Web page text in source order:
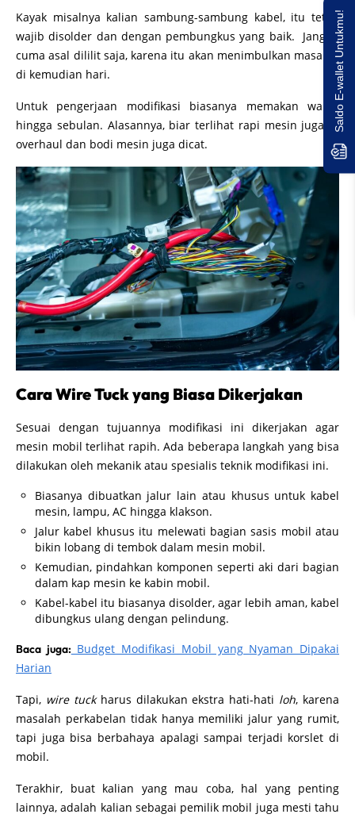
Kayak misalnya kalian sambung-sambung kabel, itu tetap
wajib disolder dan dengan pembungkus yang baik. Jangan
cuma asal dililit saja, karena itu akan menimbulkan masalah
di kemudian hari.
Untuk pengerjaan modifikasi biasanya memakan waktu
hingga sebulan. Alasannya, biar terlihat rapi mesin juga di
overhaul dan bodi mesin juga dicat.
Cara Wire Tuck yang Biasa Dikerjakan
Sesuai dengan tujuannya modifikasi ini dikerjakan agar
mesin mobil terlihat rapih. Ada beberapa langkah yang bisa
dilakukan oleh mekanik atau spesialis teknik modifikasi ini.
Biasanya dibuatkan jalur lain atau khusus untuk kabel
mesin, lampu, AC hingga klakson.
Jalur kabel khusus itu melewati bagian sasis mobil atau
bikin lobang di tembok dalam mesin mobil.
Kemudian, pindahkan komponen seperti aki dari bagian
dalam kap mesin ke kabin mobil.
Kabel-kabel itu biasanya disolder, agar lebih aman, kabel
dibungkus ulang dengan pelindung.
Baca juga: Budget Modifikasi Mobil yang Nyaman Dipakai
Harian
Tapi, wire tuckharus dilakukan ekstra hati-hati loh, karena
masalah perkabelan tidak hanya memiliki jalur yang rumit,
tapi juga bisa berbahaya apalagi sampai terjadi korslet di
mobil.
Terakhir, buat kalian yang mau coba, hal yang penting
lainnya, adalah kalian sebagai pemilik mobil juga mesti tahu
Saldo E-wallet Untukmu!